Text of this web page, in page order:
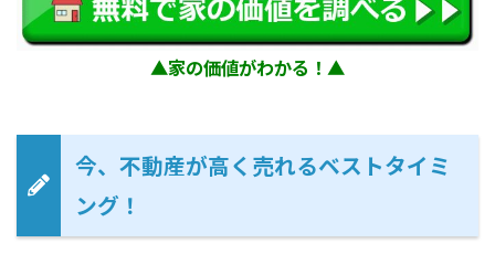
▲家の価値がわかる！▲
今、不動産が高く売れるベストタイミ
ング！